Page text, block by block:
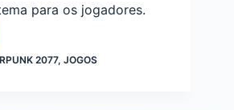
para os jogadores.
2077, JOGOS